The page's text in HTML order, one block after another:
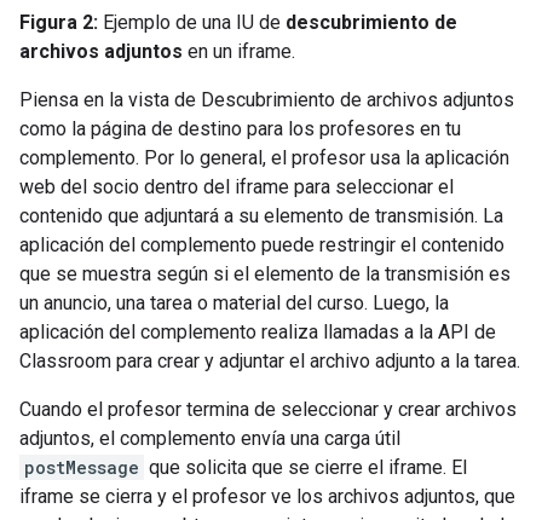
Figura 2: Ejemplo de una IU de descubrimiento de
archivos adjuntos en un iframe.
Piensa en la vista de Descubrimiento de archivos adjuntos
como la página de destino para los profesores en tu
complemento. Por lo general, el profesor usa la aplicación
web del socio dentro del iframe para seleccionar el
contenido que adjuntará a su elemento de transmisión. La
aplicación del complemento puede restringir el contenido
que se muestra según si el elemento de la transmisión es
un anuncio, una tarea o material del curso. Luego, la
aplicación del complemento realiza llamadas a la API de
Classroom para crear y adjuntar el archivo adjunto a la tarea.
Cuando el profesor termina de seleccionar y crear archivos
adjuntos, el complemento envía una carga útil
postMessage que solicita que se cierre el iframe. El
iframe se cierra y el profesor ve los archivos adjuntos, que